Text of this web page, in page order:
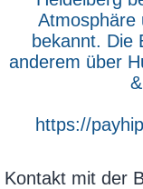
Atmosphäre
bekannt. Die
anderem über
https://
Kontakt mit der